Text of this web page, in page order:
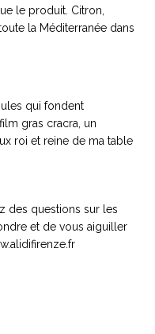
le produit. Citron,
la Méditerranée dans
qui fondent
gras cracra, un
roi et reine de ma table
des questions sur les
et de vous aiguiller